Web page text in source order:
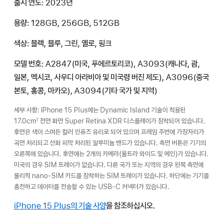
출시 연도: 2023년
용량: 128GB, 256GB, 512GB
색상: 블랙, 블루, 그린, 옐로, 핑크
모델 번호: A2847(미국, 푸에르토리코), A3093(캐나다, 괌,
일본, 멕시코, 사우디 아라비아 및 미국령 버진 제도), A3096(중국
본토, 홍콩, 마카오), A3094(기타 국가 및 지역)
세부 사항: iPhone 15 Plus에는 Dynamic Island 기술이 적용된
17.0cm1 전면 화면 Super Retina XDR 디스플레이가 장착되어 있습니다.
후면은 색이 스며든 컬러 인퓨즈 유리로 되어 있으며 프레임 주변에 가장자리가
곡면 처리되고 산화 피막 처리된 알루미늄 밴드가 있습니다. 측면 버튼은 기기의
오른쪽에 있습니다. 후면에는 2개의 카메라(울트라 와이드 및 메인)가 있습니다.
미국의 경우 SIM 트레이가 없습니다. 다른 국가 또는 지역의 경우 왼쪽 측면에
물리적 nano-SIM 카드를 장착하는 SIM 트레이가 있습니다. 하단에는 기기를
충전하고 데이터를 전송할 수 있는 USB-C 커넥터가 있습니다.
iPhone 15 Plus의 기술 사양을 참조하십시오.